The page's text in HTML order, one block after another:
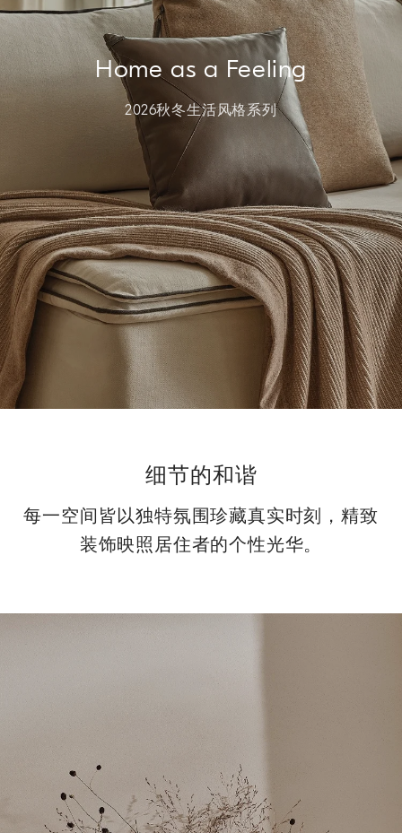
Home as a Feeling
2026秋冬生活风格系列
细节的和谐
每一空间皆以独特氛围珍藏真实时刻，精致
装饰映照居住者的个性光华。